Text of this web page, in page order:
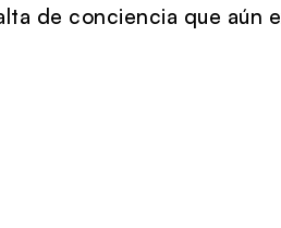
de conciencia que aún